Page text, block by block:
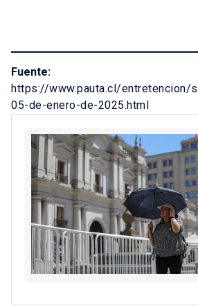
Fuente:
https://www.pauta.cl/
05-de-enero-de-2025.html